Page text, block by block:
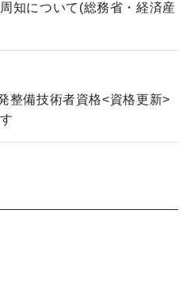
知について(総務省・経済産
整備技術者資格<資格更新>